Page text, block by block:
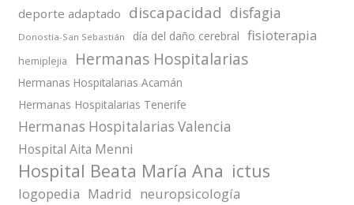
deporte adaptado discapacidad disfagia
Donostia-San Sebastián día del daño cerebral fisioterapia
hemiplejia Hermanas Hospitalarias
Hermanas Hospitalarias Acamán
Hermanas Hospitalarias Tenerife
Hermanas Hospitalarias Valencia
Hospital Aita Menni
Hospital Beata María Ana ictus
logopedia Madrid neuropsicología